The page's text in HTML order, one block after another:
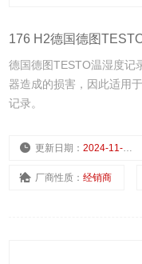
176 H2德国德图
德国德图TESTO温湿度记
器造成的损害，因此适用
记录。
更新日期：2024-11-25
厂商性质：经销商